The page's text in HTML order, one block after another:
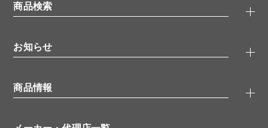
商品検索
タンパク質検索
ELISA/ELISpot検索
品番検索
お知らせ
無料サンプル
ウェビナー （オンラインセミナー）
商品情報